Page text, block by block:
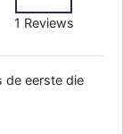
1 Reviews
de eerste die